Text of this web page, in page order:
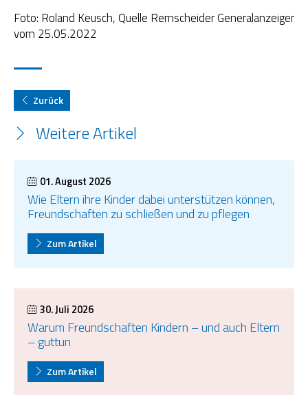
Foto: Roland Keusch, Quelle Remscheider Generalanzeiger
vom 25.05.2022
Zurück
Weitere Artikel
01. August 2026
Wie Eltern ihre Kinder dabei unterstützen können,
Freundschaften zu schließen und zu pflegen
Zum Artikel
30. Juli 2026
Warum Freundschaften Kindern – und auch Eltern
– guttun
Zum Artikel